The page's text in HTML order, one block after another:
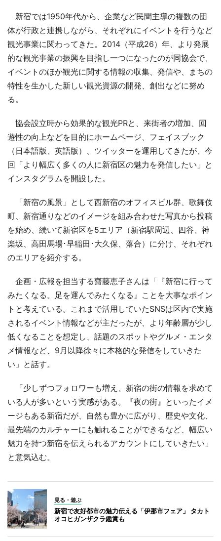
新宿では1950年代から、企業など民間主導の複数の団
体が行政と連携しながら、それぞれにイベントを行うなど
観光事業に関わってきた。2014（平成26）年、より発展
的な観光事業の振興を目指し一つになったのが同協会で、
イベントのほか観光に関する情報の収集、発信や、まちの
特性を生かした新しい観光資源の開発、創出などに努め
る。
協会設立時から効果的な観光PRと、来街者の増加、回
遊性の向上などを目的にホームページ、フェイスブック
（日本語版、英語版）、ツイッターを運用してきたが、今
回「より幅広く多くの人に新宿区の魅力を発信したい」と
インスタグラムを開設した。
「新宿の風景」として西新宿のオフィスビル群、歌舞伎
町、新宿通りなどのイメージを組み合わせた写真から投稿
を始め、続いて新宿区を5エリア（新宿駅周辺、四谷、神
楽坂、高田馬場･早稲田･大久保、落合）に分け、それぞれ
のエリアを紹介する。
企画・広報を担当する齋藤恵子さんは「『新宿に行って
みたくなる。足を運んでみたくなる』ことを大事なポイン
トと考えている。これまで活用していたSNSは区内で実施
されるイベント情報などが主だったが、より年齢層が少し
低くなることを想定し、話題のスポットやグルメ・エンタ
メ情報など、9月以降徐々に本格的な発信をしていきた
い」と話す。
「少しずつフォロワーも増え、新宿の街の情報を求めて
いる人が多いという実感がある。『夜の街』といったイメ
ージもある新宿だが、自然も豊かに広がり、歴史や文化、
最先端のカルチャーにも触れることができるなど、幅広い
魅力を持つ新宿を伝えられるアカウントにしていきたい」
と意気込む。
見る・遊ぶ
新宿で友好都市の魅力伝える「伊那市フェア」 タカト
オコヒガンザクラ鑑賞も